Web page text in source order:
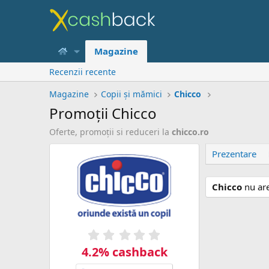
Magazine
Recenzii recente
Magazine
Copii şi mămici Chicco
Promoţii Chicco
Oferte, promoţii si reduceri la chicco.ro
,
0
4.2% cashback
Prezentare
Chicco nu